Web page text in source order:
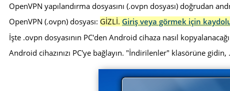
OpenVPN yapılandırma dosyasını (.ovpn dosyası) doğrudan
OpenVPN (.ovpn) dosyası: GİZLİ. Giriş veya görmek için
İşte .ovpn dosyasının PC'den Android cihaza nasıl
Android cihazınızı PC'ye bağlayın. "İndirilenler" klasörüne gidin,